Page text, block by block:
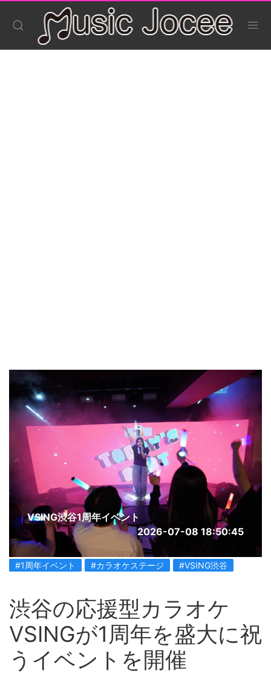
VSING渋谷1周年イベント
2026-07-08 18:50:45
#1周年イベント #カラオケステージ #VSING渋谷
渋谷の応援型カラオケ
VSINGが1周年を盛大に祝
うイベントを開催